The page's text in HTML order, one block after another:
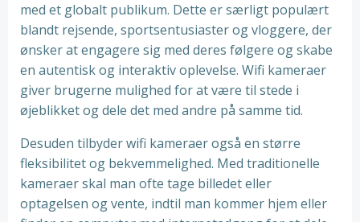
med et globalt publikum. Dette er særligt populært
blandt rejsende, sportsentusiaster og vloggere, der
ønsker at engagere sig med deres følgere og skabe
en autentisk og interaktiv oplevelse. Wifi kameraer
giver brugerne mulighed for at være til stede i
øjeblikket og dele det med andre på samme tid.
Desuden tilbyder wifi kameraer også en større
fleksibilitet og bekvemmelighed. Med traditionelle
kameraer skal man ofte tage billedet eller
optagelsen og vente, indtil man kommer hjem eller